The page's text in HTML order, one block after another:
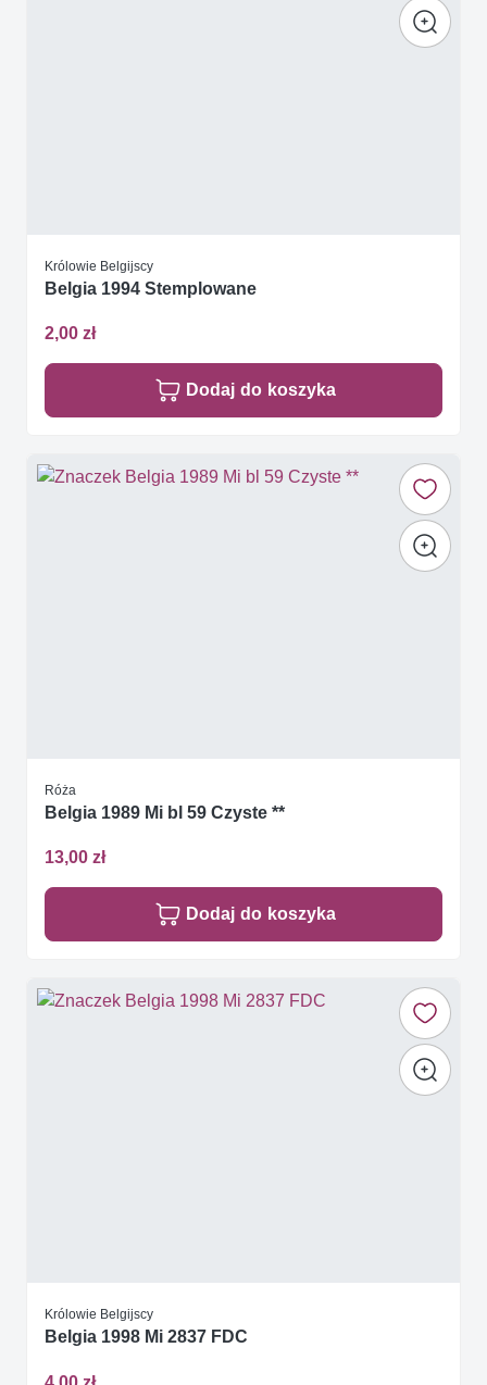
Królowie Belgijscy
Belgia 1994 Stemplowane
2,00 zł
Dodaj do koszyka
Róża
Belgia 1989 Mi bl 59 Czyste **
13,00 zł
Dodaj do koszyka
Królowie Belgijscy
Belgia 1998 Mi 2837 FDC